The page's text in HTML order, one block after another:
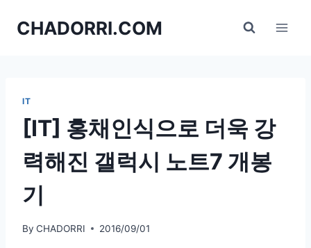
CHADORRI.COM
IT
[IT] 홍채인식으로 더욱 강
력해진 갤럭시 노트7 개봉
기
By CHADORRI 2016/09/01